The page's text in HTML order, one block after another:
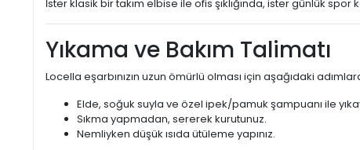
İster klasik bir takım elbise ile ofis şıklığında, ister günlük
Yıkama ve Bakım Talimatı
Locella eşarbınızın uzun ömürlü olması için aşağıdaki
Elde, soğuk suyla ve özel ipek/pamuk şampuanı ile
Sıkma yapmadan, sererek kurutunuz.
Nemliyken düşük ısıda ütüleme yapınız.